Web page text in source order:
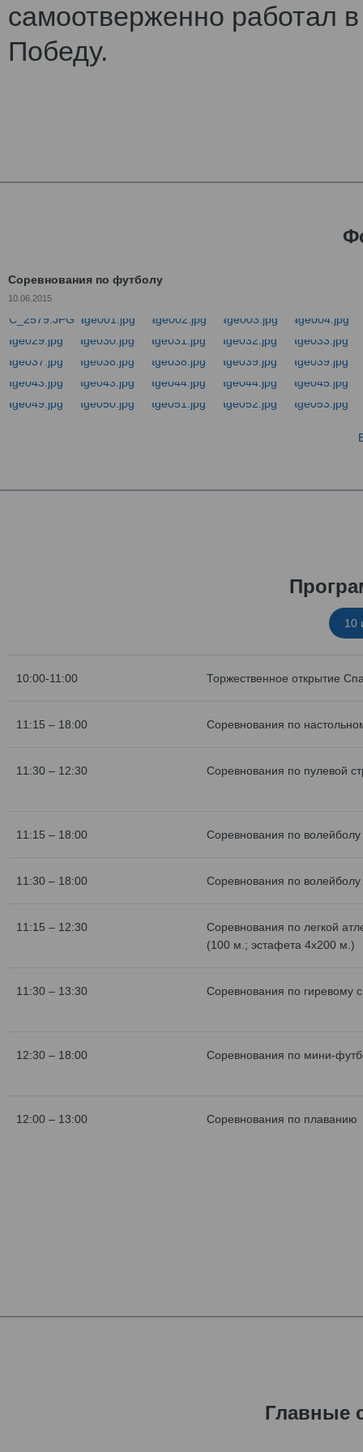
самоотверженно работал
Победу.
Соревнования по футболу
10.06.2015
10
10:00-11:00 Торжественное открытие
11:15 – 18:00 Соревнования по
11:30 – 12:30 Соревнования по пулевой
11:15 – 18:00 Соревнования по
11:30 – 18:00 Соревнования по
11:15 – 12:30
Соревнования по легкой
(100 м.; эстафета 4х200 м.)
11:30 – 13:30 Соревнования по гиревому
12:30 – 18:00 Соревнования по мини-
12:00 – 13:00 Соревнования по плаванию
Главные